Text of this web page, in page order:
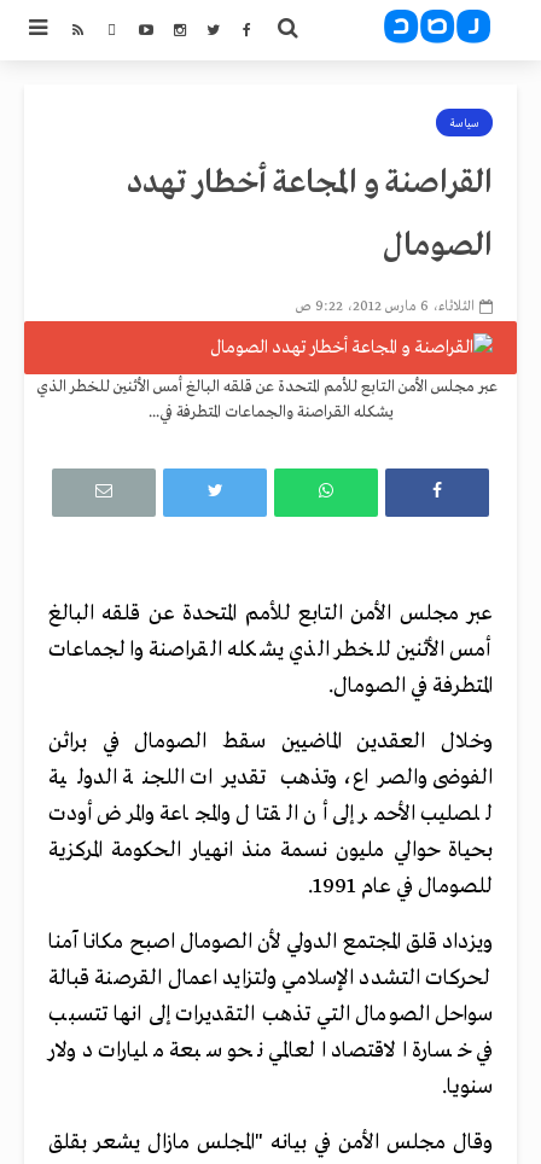
سياسة
القراصنة و المجاعة أخطار تهدد
الصومال
الثلاثاء، 6 مارس 2012، 9:22 ص
عبر مجلس الأمن التابع للأمم المتحدة عن قلقه البالغ أمس الأثنين للخطر الذي
يشكله القراصنة والجماعات المتطرفة في...
عبر مجلس الأمن التابع للأمم المتحدة عن قلقه البالغ
أمس الأثنين للخطر الذي يشكله القراصنة والجماعات
المتطرفة في الصومال.
وخلال العقدين الماضيين سقط الصومال في براثن
الفوضى والصراع، وتذهب تقديرات اللجنة الدولية
للصليب الأحمر إلى أن القتال والمجاعة والمرض أودت
بحياة حوالي مليون نسمة منذ انهيار الحكومة المركزية
للصومال في عام 1991.
ويزداد قلق المجتمع الدولي لأن الصومال اصبح مكانا آمنا
لحركات التشدد الإسلامي ولتزايد اعمال القرصنة قبالة
سواحل الصومال التي تذهب التقديرات إلى انها تتسبب
في خسارة الاقتصاد العالمي نحو سبعة مليارات دولار
سنويا.
وقال مجلس الأمن في بيانه "المجلس مازال يشعر بقلق